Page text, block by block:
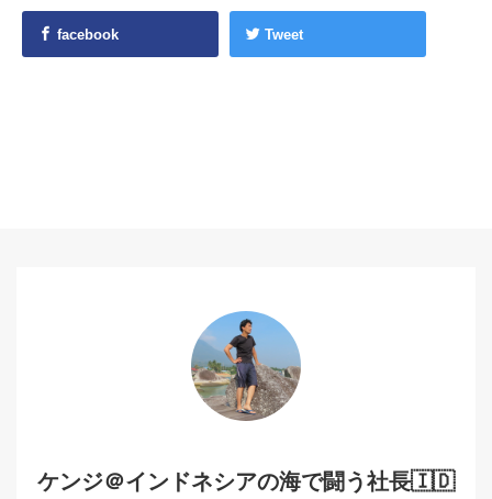
facebook Tweet
ケンジ＠インドネシアの海で闘う社長🇮🇩